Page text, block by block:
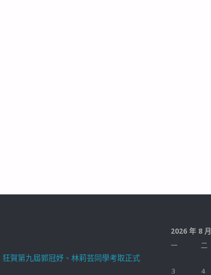
狂賀第九屆郭冠妤、林莉芸同學考取正式
2026 年 8 月
一
二
3
4